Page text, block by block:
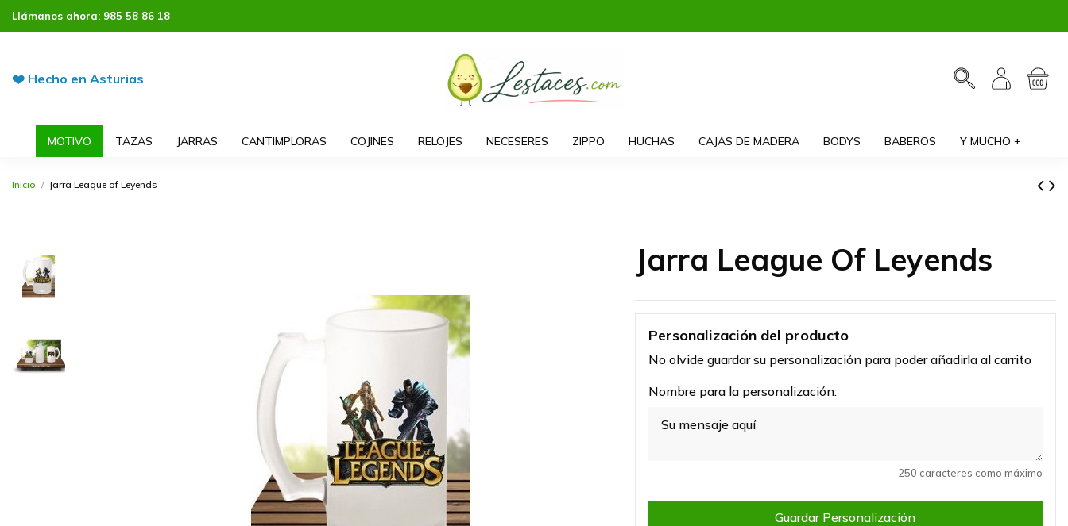
Llámanos ahora: 985 58 86 18
❤️ Hecho en Asturias
MOTIVO TAZAS JARRAS CANTIMPLORAS COJINES RELOJES NECESERES ZIPPO HUCHAS CAJAS DE MADERA BODYS BABEROS Y MUCHO +
Inicio Jarra League of Leyends
Jarra League Of Leyends
Personalización del producto
No olvide guardar su personalización para poder añadirla al carrito
Nombre para la personalización:
250 caracteres como máximo
Guardar Personalización